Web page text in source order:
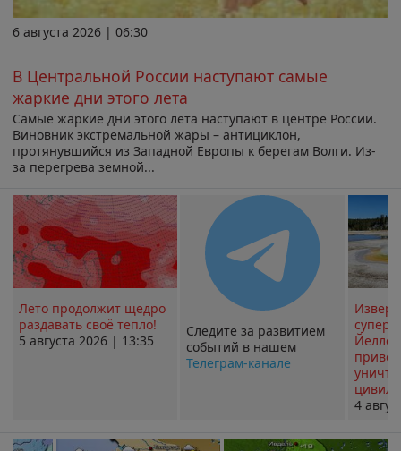
6 августа 2026 | 06:30
В Центральной России наступают самые
жаркие дни этого лета
Самые жаркие дни этого лета наступают в центре России.
Виновник экстремальной жары – антициклон,
протянувшийся из Западной Европы к берегам Волги. Из-
за перегрева земной...
Лето продолжит щедро
раздавать своё тепло!
5 августа 2026 | 13:35
Следите за развитием
событий в нашем
Телеграм-канале
4